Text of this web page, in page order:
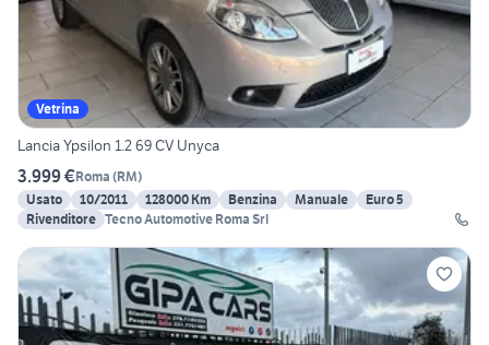
Vetrina
Lancia Ypsilon 1.2 69 CV Unyca
3.999 €Roma (RM)
Usato
10/2011 128000 Km Benzina Manuale
Euro 5
Rivenditore Tecno Automotive Roma Srl